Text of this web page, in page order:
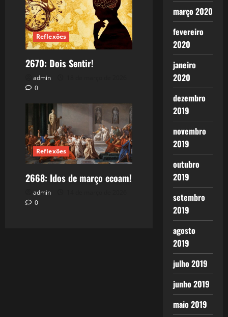
Reflexões
2670: Dois Sentir!
admin
0
Reflexões
2668: Idos de março ecoam!
admin
0
março 2020
fevereiro
2020
janeiro
2020
dezembro
2019
novembro
2019
outubro
2019
setembro
2019
agosto
2019
julho 2019
junho 2019
maio 2019